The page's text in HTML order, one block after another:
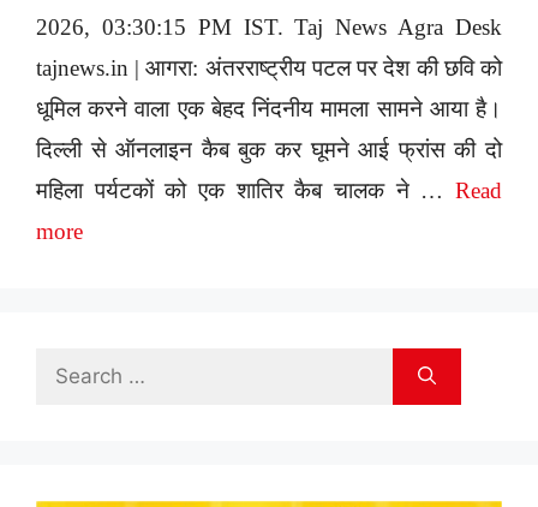
2026, 03:30:15 PM IST. Taj News Agra Desk
tajnews.in | आगरा: अंतरराष्ट्रीय पटल पर देश की छवि को
धूमिल करने वाला एक बेहद निंदनीय मामला सामने आया है।
दिल्ली से ऑनलाइन कैब बुक कर घूमने आई फ्रांस की दो
महिला पर्यटकों को एक शातिर कैब चालक ने … Read
more
Search